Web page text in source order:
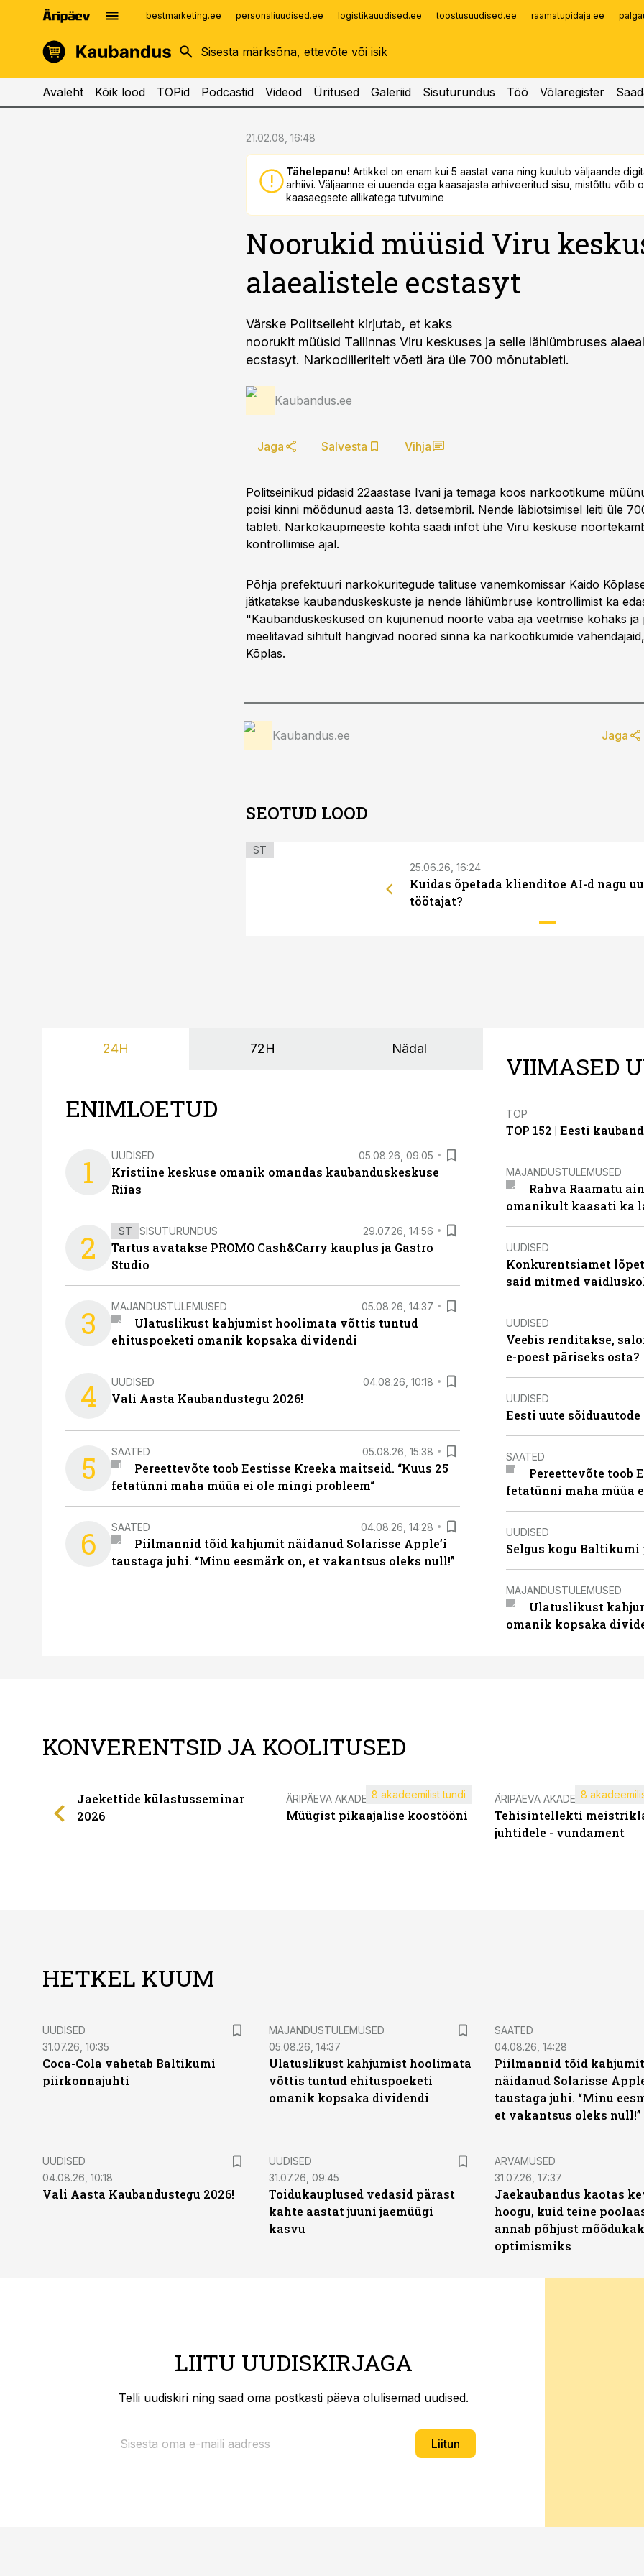
bestmarketing.ee personaliuudised.ee logistikauudised.ee toostusuudised.ee raamatupidaja.ee
kinnisvarauudised.ee
logistikauudised.ee
imelineajalugu.ee
Infopank
Avaleht Kõik lood TOPid Podcastid Videod Üritused Galeriid Sisuturundus Töö Võlaregister
21.02.08, 16:48
Tähelepanu! Artikkel on enam kui 5 aastat vana ning kuulub väljaande
arhiivi. Väljaanne ei uuenda ega kaasajasta arhiveeritud sisu, mistõttu võib
kaasaegsete allikatega tutvumine
Noorukid müüsid Viru
alaealistele ecstasyt
Värske Politseileht kirjutab, et kaks
noorukit müüsid Tallinnas Viru keskuses ja selle lähiümbruses
ecstasyt. Narkodiileritelt võeti ära üle 700 mõnutableti.
Kaubandus.ee
Jaga Salvesta Vihja
Politseinikud pidasid 22aastase Ivani ja temaga koos narkootikume
poisi kinni möödunud aasta 13. detsembril. Nende läbiotsimisel leiti üle
tableti. Narkokaupmeeste kohta saadi infot ühe Viru keskuse
kontrollimise ajal.
Põhja prefektuuri narkokuritegude talituse vanemkomissar Kaido
jätkatakse kaubanduskeskuste ja nende lähiümbruse kontrollimist ka
"Kaubanduskeskused on kujunenud noorte vaba aja veetmise kohaks ja
meelitavad sihitult hängivad noored sinna ka narkootikumide
Kõplas.
Kaubandus.ee Jaga
SEOTUD LOOD
ST
25.06.26, 16:24
Kuidas õpetada klienditoe AI-d nagu
töötajat?
24H 72H Nädal
ENIMLOETUD
1 UUDISED 05.08.26, 09:05
Kristiine keskuse omanik omandas kaubanduskeskuse
Riias
2 ST SISUTURUNDUS 29.07.26, 14:56
Tartus avatakse PROMO Cash&Carry kauplus ja Gastro
Studio
3 MAJANDUSTULEMUSED 05.08.26, 14:37
Ulatuslikust kahjumist hoolimata võttis tuntud
ehituspoeketi omanik kopsaka dividendi
4 UUDISED 04.08.26, 10:18
Vali Aasta Kaubandustegu 2026!
5 SAATED 05.08.26, 15:38
Pereettevõte toob Eestisse Kreeka maitseid. “Kuus 25
fetatünni maha müüa ei ole mingi probleem“
6 SAATED 04.08.26, 14:28
Piilmannid tõid kahjumit näidanud Solarisse Apple’i
taustaga juhi. “Minu eesmärk on, et vakantsus oleks null!”
VIIMASED
TOP
TOP 152 | Eesti
MAJANDUSTULEMUSED
Rahva Raamatu
omanikult kaasati ka
UUDISED
Konkurentsiamet
said mitmed
UUDISED
Veebis renditakse,
e-poest päriseks osta?
UUDISED
Eesti uute
SAATED
Pereettevõte toob
fetatünni maha müüa
UUDISED
Selgus kogu
MAJANDUSTULEMUSED
Ulatuslikust
omanik kopsaka
KONVERENTSID JA KOOLITUSED
Jaekettide külastusseminar
2026
ÄRIPÄEVA AKADEEMIA
Müügist pikaajalise koostööni
8 akadeemilist tundi ÄRIPÄEVA AKADEEMIA
Tehisintellekti
juhtidele - vundament
8
HETKEL KUUM
UUDISED
31.07.26, 10:35
Coca-Cola vahetab Baltikumi
piirkonnajuhti
MAJANDUSTULEMUSED
05.08.26, 14:37
Ulatuslikust kahjumist hoolimata
võttis tuntud ehituspoeketi
omanik kopsaka dividendi
SAATED
04.08.26, 14:28
Piilmannid tõid kahjumit
näidanud Solarisse
taustaga juhi. “Minu
et vakantsus oleks null!”
UUDISED
04.08.26, 10:18
Vali Aasta Kaubandustegu 2026!
UUDISED
31.07.26, 09:45
Toidukauplused vedasid pärast
kahte aastat juuni jaemüügi
kasvu
ARVAMUSED
31.07.26, 17:37
Jaekaubandus kaotas
hoogu, kuid teine
annab põhjust
optimismiks
LIITU UUDISKIRJAGA
Telli uudiskiri ning saad oma postkasti päeva olulisemad uudised.
Liitun